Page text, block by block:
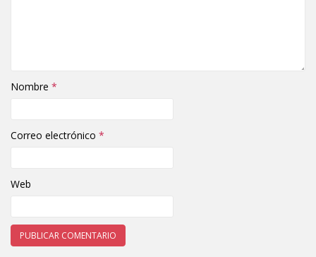
Nombre *
Correo electrónico *
Web